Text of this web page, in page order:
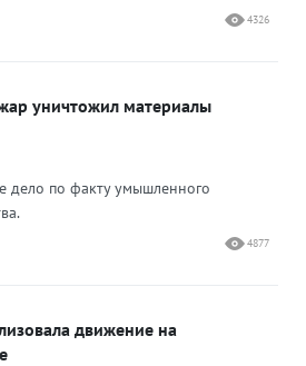
4326
уничтожил материалы
дело по факту умышленного
4877
движение на